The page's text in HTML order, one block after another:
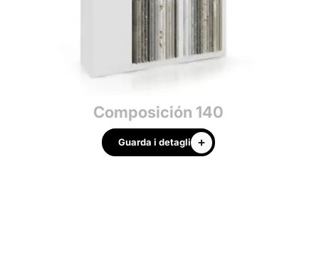
Composición 140
Guarda i detagli